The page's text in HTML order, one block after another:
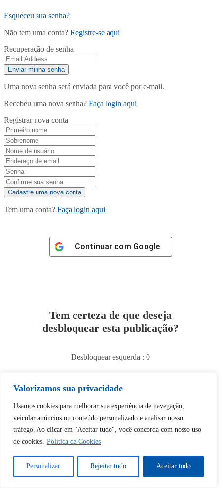
Valorizamos sua privacidade
Usamos cookies para melhorar sua experiência de navegação,
veicular anúncios ou conteúdo personalizado e analisar nosso
tráfego. Ao clicar em "Aceitar tudo", você concorda com nosso uso
de cookies. Política de Cookies
Personalizar Rejeitar tudo Aceitar tudo
Esqueceu sua senha?
Não tem uma conta? Registre-se aqui
Recuperação de senha
Uma nova senha será enviada para você por e-mail.
Recebeu uma nova senha? Faça login aqui
Registrar nova conta
Tem uma conta? Faça login aqui
Continuar com Google
Tem certeza de que deseja
desbloquear esta publicação?
Desbloquear esquerda : 0
Sim
Tem certeza de que deseja